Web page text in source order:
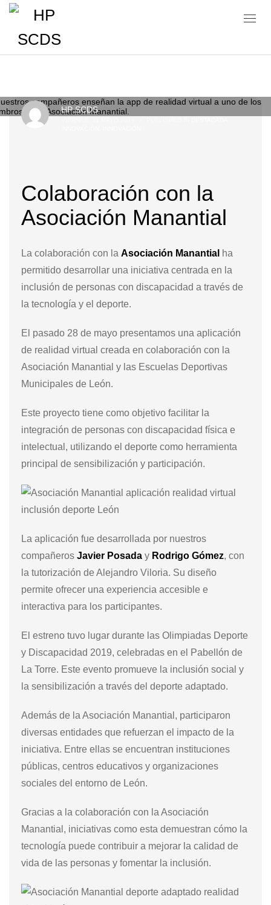
Blog
HP SCDS
Colaboración con la
Asociación Manantial
La colaboración con la Asociación Manantial ha
permitido desarrollar una iniciativa centrada en la
inclusión de personas con discapacidad a través de
la tecnología y el deporte.
El pasado 28 de mayo presentamos una aplicación
de realidad virtual creada en colaboración con la
Asociación Manantial y las Escuelas Deportivas
Municipales de León.
Este proyecto tiene como objetivo facilitar la
integración de personas con discapacidad física e
intelectual, utilizando el deporte como herramienta
principal de sensibilización y participación.
La aplicación fue desarrollada por nuestros
compañeros Javier Posada y Rodrigo Gómez, con
la tutorización de Alejandro Viloria. Su diseño
permite ofrecer una experiencia accesible e
interactiva para los participantes.
El estreno tuvo lugar durante las Olimpiadas Deporte
y Discapacidad 2019, celebradas en el Pabellón de
La Torre. Este evento promueve la inclusión social y
la sensibilización a través del deporte adaptado.
Además de la Asociación Manantial, participaron
diversas entidades que refuerzan el impacto de la
iniciativa. Entre ellas se encuentran instituciones
públicas, centros educativos y organizaciones
sociales del entorno de León.
Gracias a la colaboración con la Asociación
Manantial, iniciativas como esta demuestran cómo la
tecnología puede contribuir a mejorar la calidad de
vida de las personas y fomentar la inclusión.